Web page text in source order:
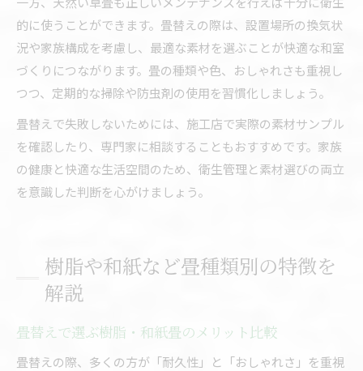
的に使うことができます。畳替えの際は、設置場所の換気状
況や家族構成を考慮し、最適な素材を選ぶことが快適な和室
づくりにつながります。畳の種類や色、おしゃれさも重視し
つつ、定期的な掃除や防虫剤の使用を習慣化しましょう。
畳替えで失敗しないためには、施工店で実際の素材サンプル
を確認したり、専門家に相談することもおすすめです。家族
の健康と快適な生活空間のため、衛生管理と素材選びの両立
を意識した判断を心がけましょう。
樹脂や和紙など畳種類別の特徴を
解説
畳替えで選ぶ樹脂・和紙畳のメリット比較
畳替えの際、多くの方が「耐久性」と「おしゃれさ」を重視